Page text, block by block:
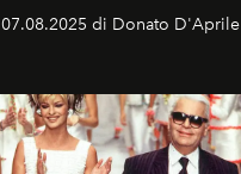
07.08.2025 di Donato D'Aprile